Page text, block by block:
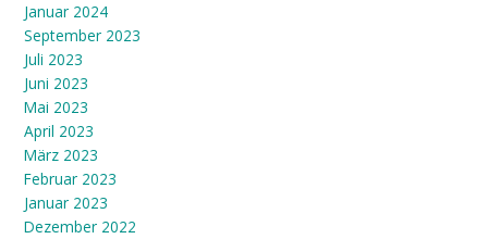
Januar 2024
September 2023
Juli 2023
Juni 2023
Mai 2023
April 2023
März 2023
Februar 2023
Januar 2023
Dezember 2022